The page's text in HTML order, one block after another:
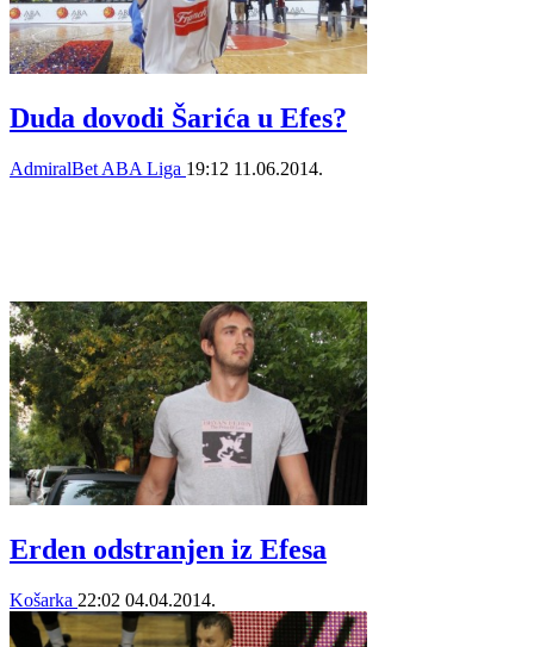
Duda dovodi Šarića u Efes?
AdmiralBet ABA Liga 19:12 11.06.2014.
Erden odstranjen iz Efesa
Košarka 22:02 04.04.2014.